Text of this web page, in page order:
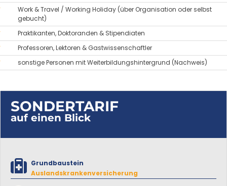
Work & Travel / Working Holiday (über Organisation oder selbst
gebucht)
Praktikanten, Doktoranden & Stipendiaten
Professoren, Lektoren & Gastwissenschaftler
sonstige Personen mit Weiterbildungshintergrund (Nachweis)
SONDERTARIF
auf einen Blick
Grundbaustein
Auslandskrankenversicherung